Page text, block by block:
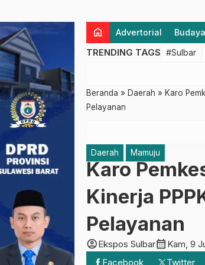
home Advertorial Budaya
TRENDING TAGS #Sulbar
Beranda » Daerah » Karo
Pelayanan
Daerah Mamuju
Karo
Kinerja
Pelayanan
account_circleEkspos Sulbarcalendar_month Kam, 9
Facebook
Twitter